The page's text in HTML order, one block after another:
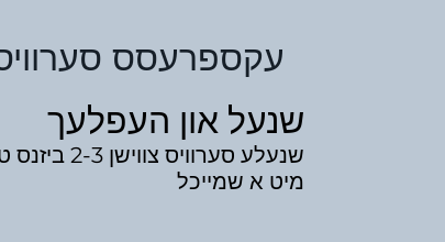
עקספרעסס
שנעל און העפלעך
שנעלע סערוויס צווישן
מיט א שמייכל